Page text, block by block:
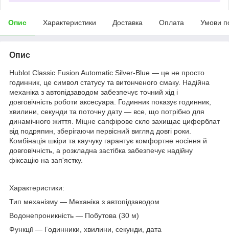
Опис Характеристики Доставка Оплата Умови
Опис
Hublot Classic Fusion Automatic Silver-Blue — це не просто
годинник, це символ статусу та витонченого смаку. Надійна
механіка з автопідзаводом забезпечує точний хід і
довговічність роботи аксесуара. Годинник показує годинник,
хвилини, секунди та поточну дату — все, що потрібно для
динамічного життя. Міцне сапфірове скло захищає циферблат
від подряпин, зберігаючи первісний вигляд довгі роки.
Комбінація шкіри та каучуку гарантує комфортне носіння й
довговічність, а розкладна застібка забезпечує надійну
фіксацію на зап'ястку.
Характеристики:
Тип механізму — Механіка з автопідзаводом
Водонепроникність — Побутова (30 м)
Функції — Годинники, хвилини, секунди, дата